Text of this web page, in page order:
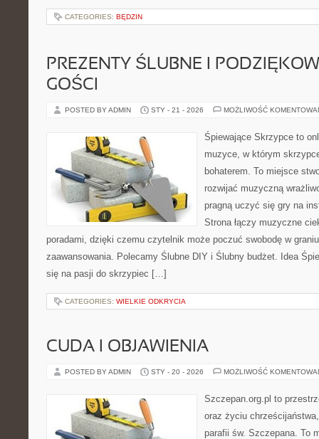
CATEGORIES: BĘDZIN
PREZENTY ŚLUBNE I
GOŚCI
POSTED BY ADMIN STY - 21 - 2026 MOŻLIWOŚĆ
Śpiewające Skrzypce to
muzyce, w którym
bohaterem. To miejsce
rozwijać muzyczną
pragną uczyć się gry na
Strona łączy muzyczne
poradami, dzięki czemu czytelnik może poczuć swobodę w
zaawansowania. Polecamy Ślubne DIY i Ślubny budżet. Idea
się na pasji do skrzypiec […]
CATEGORIES: WIELKIE ODKRYCIA
CUDA I OBJAWIENIA
POSTED BY ADMIN STY - 20 - 2026 MOŻLIWOŚĆ
Szczepan.org.pl to
oraz życiu
parafii św. Szczepana. To